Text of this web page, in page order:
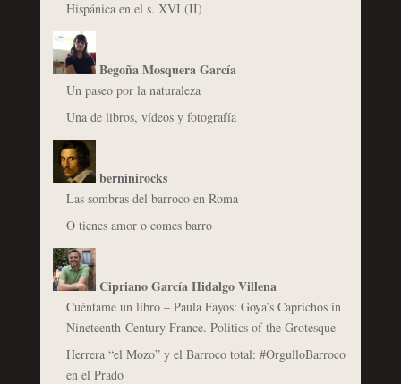
Hispánica en el s. XVI (II)
Begoña Mosquera García
Un paseo por la naturaleza
Una de libros, vídeos y fotografía
berninirocks
Las sombras del barroco en Roma
O tienes amor o comes barro
Cipriano García Hidalgo Villena
Cuéntame un libro – Paula Fayos: Goya’s Caprichos in
Nineteenth-Century France. Politics of the Grotesque
Herrera “el Mozo” y el Barroco total: #OrgulloBarroco
en el Prado